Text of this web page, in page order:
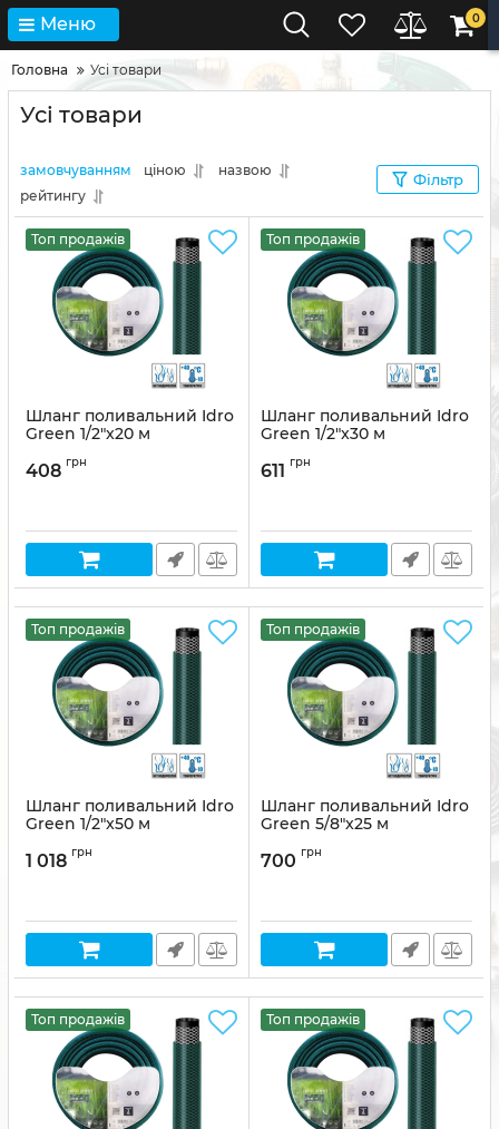
Меню 0
Головна Усі товари
Усі товари
замовчуванням ціною
назвою
рейтингу
Фільтр
Топ продажів
Шланг поливальний Idro
Green 1/2"x20 м
408 грн
Топ продажів
Шланг поливальний Idro
Green 1/2"x30 м
611 грн
Топ продажів
Шланг поливальний Idro
Green 1/2"x50 м
1 018 грн
Топ продажів
Шланг поливальний Idro
Green 5/8"x25 м
700 грн
Топ продажів Топ продажів